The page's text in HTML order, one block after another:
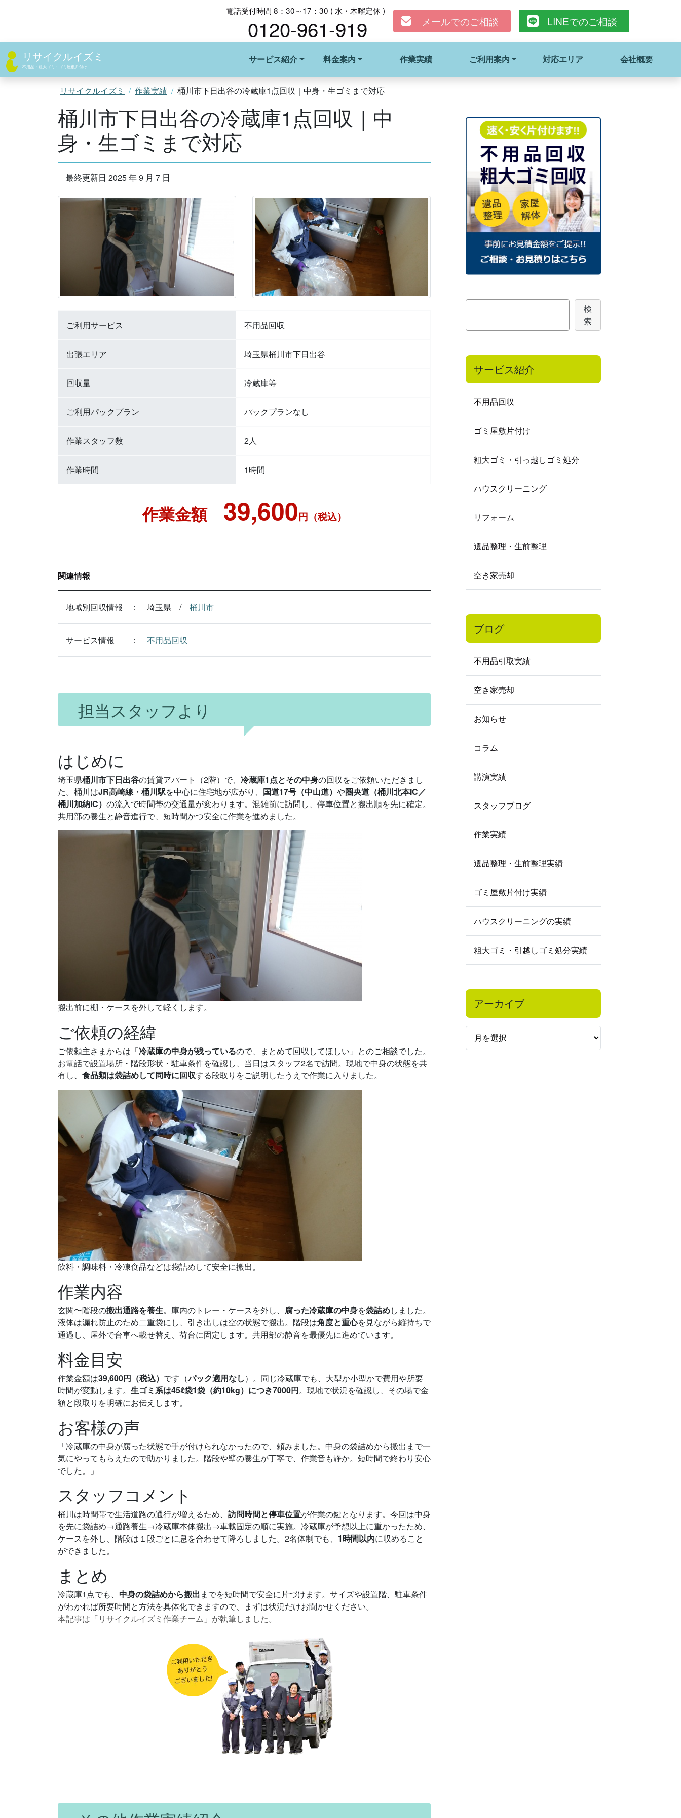
ン
へ
ス
リサイクルイズミ
不用品・粗大ゴミ・ゴミ屋敷片付け
サービス紹介 料金案内 作業実績 ご利用案内 対応エリア 会社概要
電話受付時間 8：30～17：30 ( 水・木曜定休 )
0120-961-919 メールでのご相談 LINEでのご相談
リサイクルイズミ 作業実績 桶川市下日出谷の冷蔵庫1点回収｜中身・生ゴミまで対応
桶川市下日出谷の冷蔵庫1点回収｜中
身・生ゴミまで対応
最終更新日 2025 年 9 月 7 日
ご利用サービス 不用品回収
出張エリア 埼玉県桶川市下日出谷
回収量 冷蔵庫等
ご利用パックプラン パックプランなし
作業スタッフ数 2人
作業時間 1時間
作業金額 39,600円（税込）
関連情報
地域別回収情報 埼玉県 桶川市
サービス情報 不用品回収
担当スタッフより
はじめに
埼玉県桶川市下日出谷の賃貸アパート（2階）で、 冷蔵庫1点とその中身の回収をご依頼いただきまし
た。桶川はJR高崎線・桶川駅を中心に住宅地が広がり、 国道17号（中山道） や圏央道（桶川北本IC／
桶川加納IC） の流入で時間帯の交通量が変わります。混雑前に訪問し、停車位置と搬出順を先に確定。
共用部の養生と静音進行で、短時間かつ安全に作業を進めました。
搬出前に棚・ケースを外して軽くします。
ご依頼の経緯
ご依頼主さまからは「冷蔵庫の中身が残っているので、まとめて回収してほしい」とのご相談でした。
お電話で設置場所・階段形状・駐車条件を確認し、当日はスタッフ2名で訪問。現地で中身の状態を共
有し、 食品類は袋詰めして同時に回収する段取りをご説明したうえで作業に入りました。
飲料・調味料・冷凍食品などは袋詰めして安全に搬出。
作業内容
玄関〜階段の搬出通路を養生。庫内のトレー・ケースを外し、 腐った冷蔵庫の中身を袋詰めしました。
液体は漏れ防止のため二重袋にし、引き出しは空の状態で搬出。階段は角度と重心を見ながら縦持ちで
通過し、屋外で台車へ載せ替え、荷台に固定します。共用部の静音を最優先に進めています。
料金目安
作業金額は39,600円（税込） です（パック適用なし）。同じ冷蔵庫でも、大型か小型かで費用や所要
時間が変動します。 生ゴミ系は45ℓ袋1袋（約10kg）につき7000円。現地で状況を確認し、その場で金
額と段取りを明確にお伝えします。
お客様の声
「冷蔵庫の中身が腐った状態で手が付けられなかったので、頼みました。中身の袋詰めから搬出まで一
気にやってもらえたので助かりました。階段や壁の養生が丁寧で、作業音も静か。短時間で終わり安心
でした。」
スタッフコメント
桶川は時間帯で生活道路の通行が増えるため、 訪問時間と停車位置が作業の鍵となります。今回は中身
を先に袋詰め→通路養生→冷蔵庫本体搬出→車載固定の順に実施。冷蔵庫が予想以上に重かったため、
ケースを外し、階段は１段ごとに息を合わせて降ろしました。2名体制でも、 1時間以内に収めること
ができました。
まとめ
冷蔵庫1点でも、 中身の袋詰めから搬出までを短時間で安全に片づけます。サイズや設置階、駐車条件
がわかれば所要時間と方法を具体化できますので、まずは状況だけお聞かせください。
本記事は「リサイクルイズミ作業チーム」が執筆しました。
検
検
索
サービス紹介
不用品回収
ゴミ屋敷片付け
粗大ゴミ・引っ越しゴミ処分
ハウスクリーニング
リフォーム
遺品整理・生前整理
空き家売却
ブログ
不用品引取実績
空き家売却
お知らせ
コラム
講演実績
スタッフブログ
作業実績
遺品整理・生前整理実績
ゴミ屋敷片付け実績
ハウスクリーニングの実績
粗大ゴミ・引越しゴミ処分実績
アーカイブ